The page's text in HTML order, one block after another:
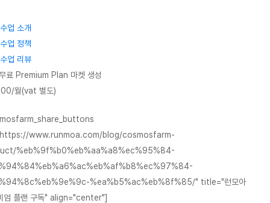
수업 소개
수업 정책
수업 리뷰
료 Premium Plan 마켓 생성
월(vat 별도)
www.runmoa.com/blog/cosmosfarm-
%eb%9f%b0%eb%aa%a8%ec%95%84-
%ea%b5%ac%eb%8f%85/" title="런모아
엄 플랜 구독" align="center"]